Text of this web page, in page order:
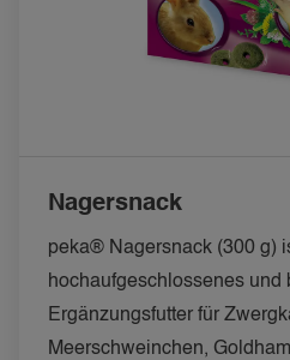
Nagersnack
peka® Nagersnack (300 g)
hochaufgeschlossenes und
Ergänzungsfutter für
Meerschweinchen,